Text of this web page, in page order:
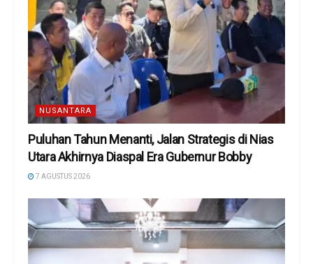
NUSANTARA
Puluhan Tahun Menanti, Jalan Strategis di Nias
Utara Akhirnya Diaspal Era Gubernur Bobby
7 AGUSTUS 2026